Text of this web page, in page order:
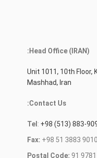
Head Office (IRAN):
Unit 1011, 10th Floor,
Mashhad, Iran
Contact Us:
Tel : +98 (513) 883-
Fax: +98 51 3883 9010
Postal Code: 91